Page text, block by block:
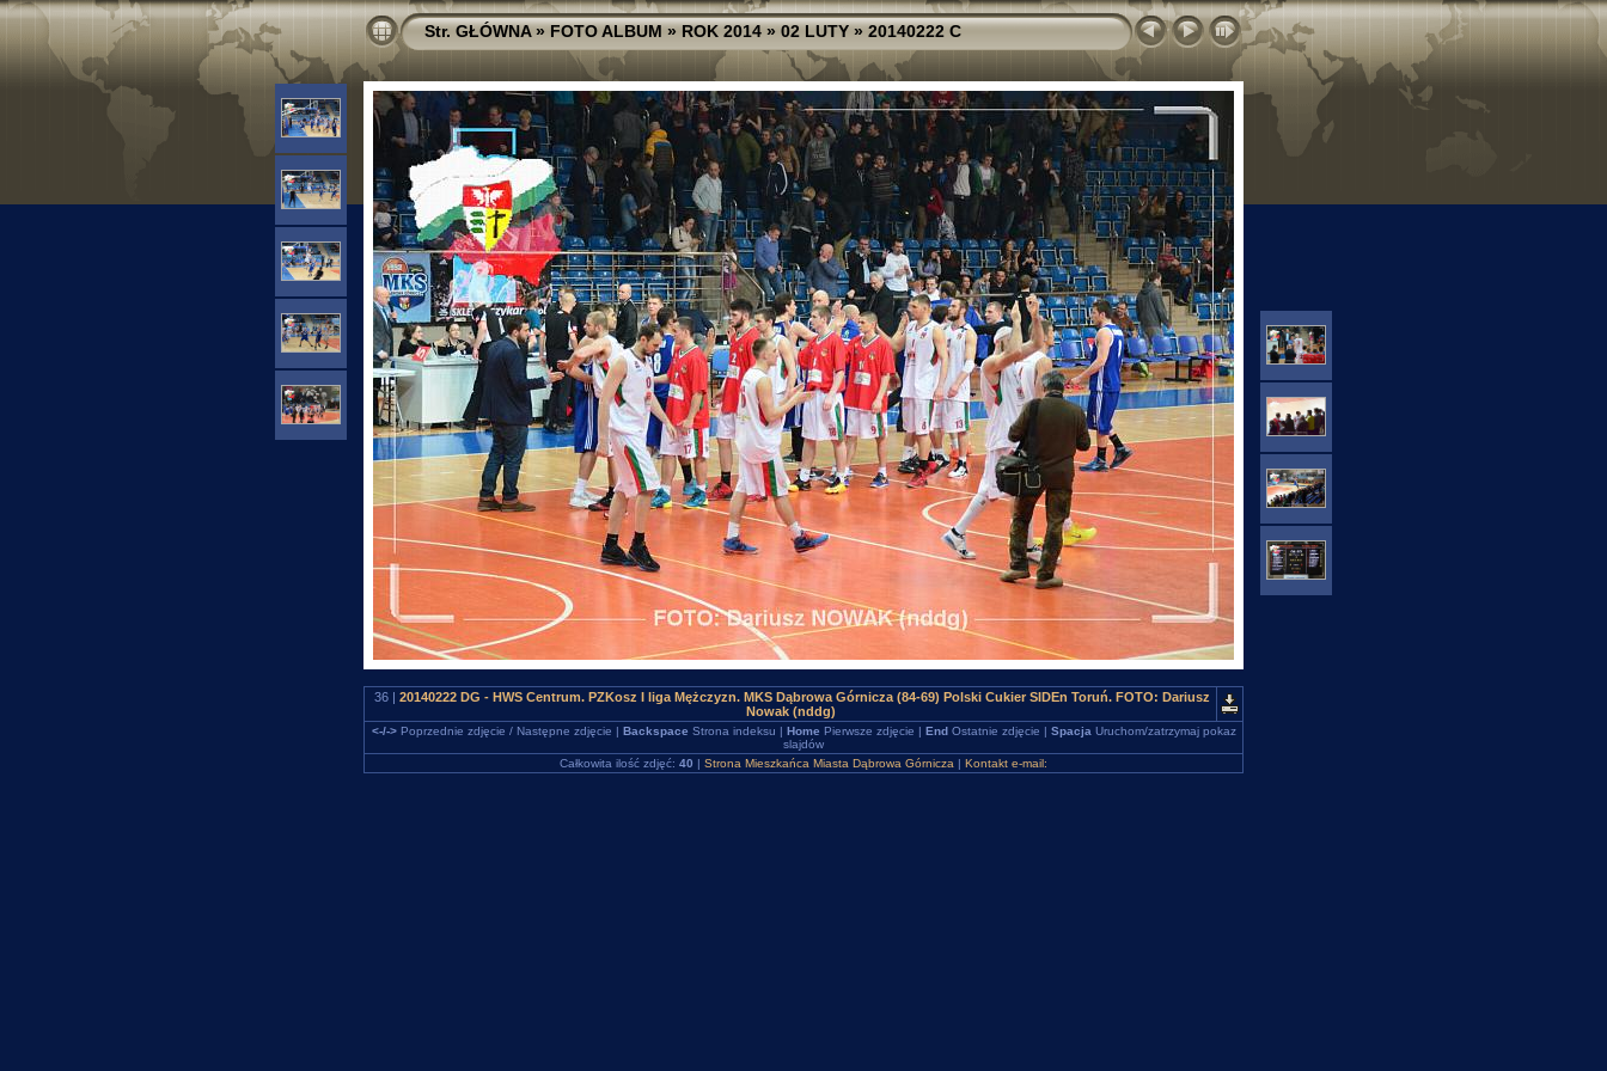
Str. GŁÓWNA»FOTO ALBUM»ROK 2014»02 LUTY»20140222 C
36 | 20140222 DG - HWS Centrum. PZKosz I liga Mężczyzn. MKS Dąbrowa Górnicza (84-69) Polski Cukier SIDEn Toruń. FOTO: Dariusz
Nowak (nddg)
<-/->Poprzednie zdjęcie / Następne zdjęcie | Backspace Strona indeksu | Home Pierwsze zdjęcie | EndOstatnie zdjęcie | Spacja Uruchom/zatrzymaj pokaz
slajdów
Całkowita ilość zdjęć: 40 | Strona Mieszkańca Miasta Dąbrowa Górnicza | Kontakt e-mail: